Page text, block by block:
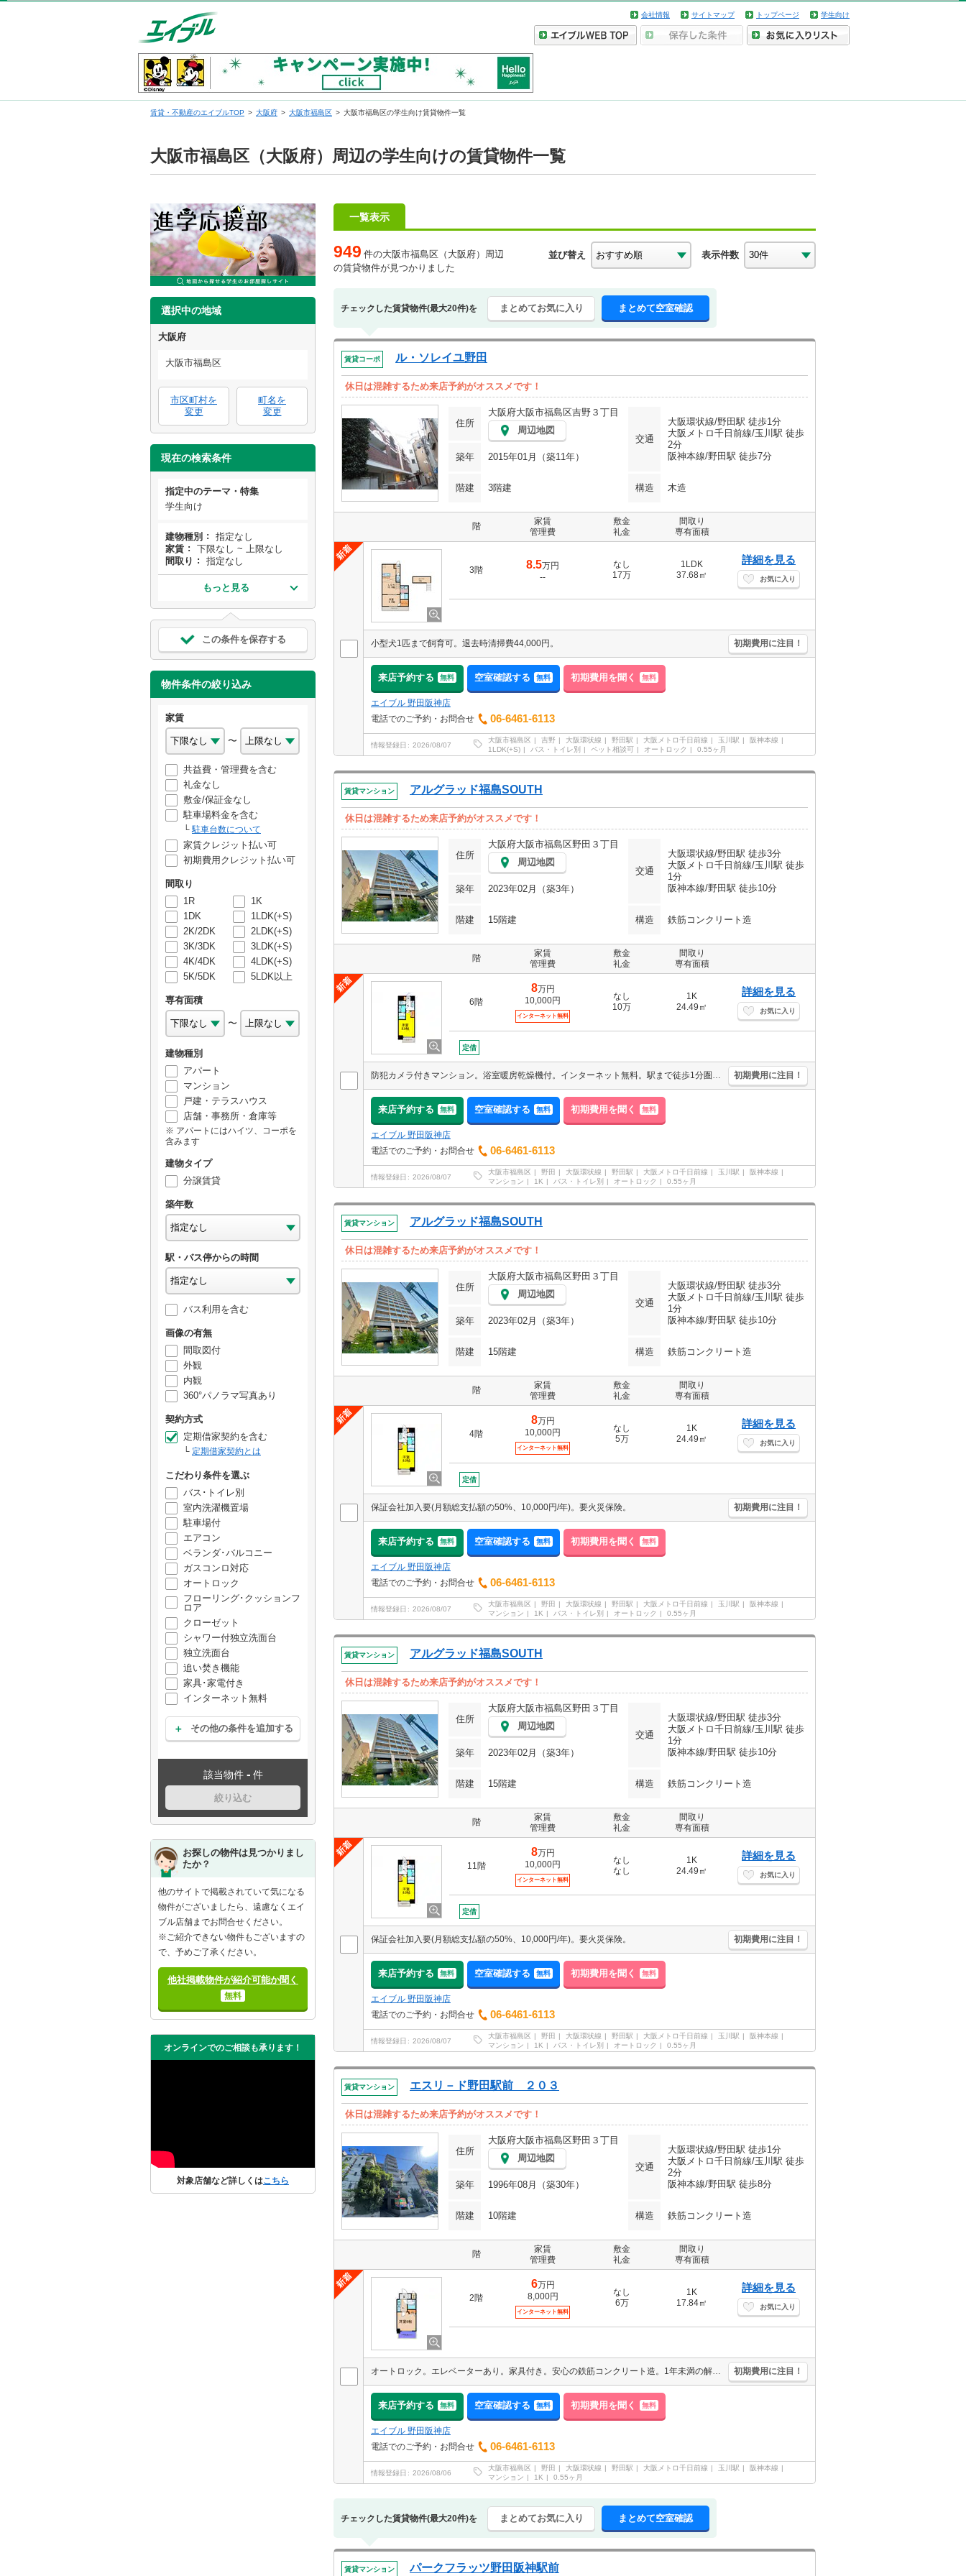
会社情報 サイトマップ トップページ 学生向け
賃貸・不動産のエイブルTOP 大阪府 大阪市福島区 大阪市福島区の学生向け賃貸物件一覧
大阪市福島区（大阪府）周辺の学生向けの賃貸物件一覧
選択中の地域
大阪府
大阪市福島区
市区町村を
変更
町名を
変更
現在の検索条件
指定中のテーマ・特集
学生向け
建物種別
指定なし
家賃
下限なし ~ 上限なし
間取り
指定なし
もっと見る
この条件を保存する
物件条件の絞り込み
家賃
〜
共益費・管理費を含む
礼金なし
敷金/保証金なし
駐車場料金を含む
駐車台数について
家賃クレジット払い可
初期費用クレジット払い可
間取り
1R
1K
1DK
1LDK(+S)
2K/2DK
2LDK(+S)
3K/3DK
3LDK(+S)
4K/4DK
4LDK(+S)
5K/5DK
5LDK以上
専有面積
〜
建物種別
アパート
マンション
戸建・テラスハウス
店舗・事務所・倉庫等
アパートにはハイツ、コーポを
含みます
建物タイプ
分譲賃貸
築年数
駅・バス停からの時間
バス利用を含む
画像の有無
間取図付
外観
内観
360°パノラマ写真あり
契約方式
定期借家契約を含む
定期借家契約とは
こだわり条件を選ぶ
バス･トイレ別
室内洗濯機置場
駐車場付
エアコン
ベランダ･バルコニー
ガスコンロ対応
オートロック
フローリング･クッションフ
ロア
クローゼット
シャワー付独立洗面台
独立洗面台
追い焚き機能
家具･家電付き
インターネット無料
その他の条件を追加する
該当物件 - 件
絞り込む
お探しの物件は見つかりまし
たか？
他のサイトで掲載されていて気になる
物件がございましたら、遠慮なくエイ
ブル店舗までお問合せください。
※ご紹介できない物件もございますの
で、予めご了承ください。
他社掲載物件が紹介可能か聞く
無料
オンラインでのご相談も承ります！
対象店舗など詳しくはこちら
一覧表示
949 件の大阪市福島区（大阪府）周辺
の賃貸物件が見つかりました
並び替え 表示件数
チェックした賃貸物件(最大20件)を まとめてお気に入り まとめて空室確認
賃貸コーポ ル・ソレイユ野田
休日は混雑するため来店予約がオススメです！
住所
大阪府大阪市福島区吉野３丁目
周辺地図
交通
大阪環状線/野田駅 徒歩1分
大阪メトロ千日前線/玉川駅 徒歩
2分
阪神本線/野田駅 徒歩7分
築年 2015年01月（築11年）
階建 3階建 構造 木造
階
家賃
管理費
敷金
礼金
間取り
専有面積
3階 8.5万円
--
なし
17万
1LDK
37.68㎡
詳細を見る
お気に入り
小型犬1匹まで飼育可。退去時清掃費44,000円。 初期費用に注目！
来店予約する 無料 空室確認する 無料 初期費用を聞く 無料
エイブル 野田阪神店
電話でのご予約・お問合せ
06-6461-6113
情報登録日 2026/08/07
大阪市福島区 吉野 大阪環状線 野田駅 大阪メトロ千日前線 玉川駅
阪神本線
1LDK(+S)
バス・トイレ別 ペット相談可 オートロック 0.55ヶ月
賃貸マンション アルグラッド福島SOUTH
休日は混雑するため来店予約がオススメです！
住所
大阪府大阪市福島区野田３丁目
周辺地図
交通
大阪環状線/野田駅 徒歩3分
大阪メトロ千日前線/玉川駅 徒歩
1分
阪神本線/野田駅 徒歩10分
築年 2023年02月（築3年）
階建 15階建 構造 鉄筋コンクリート造
階
家賃
管理費
敷金
礼金
間取り
専有面積
6階
8万円
10,000円
インターネット無料
なし
10万
1K
24.49㎡
詳細を見る
お気に入り
定借
防犯カメラ付きマンション。浴室暖房乾燥機付。インターネット無料。駅まで徒歩1分圏内!。退去時、ルームクリーニング料金33,000円。設備が充実していますよね。 初期費用に注目！
来店予約する 無料 空室確認する 無料 初期費用を聞く 無料
エイブル 野田阪神店
電話でのご予約・お問合せ
06-6461-6113
情報登録日 2026/08/07
大阪市福島区 野田 大阪環状線 野田駅 大阪メトロ千日前線 玉川駅
阪神本線
マンション
1K バス・トイレ別 オートロック 0.55ヶ月
賃貸マンション アルグラッド福島SOUTH
休日は混雑するため来店予約がオススメです！
住所
大阪府大阪市福島区野田３丁目
周辺地図
交通
大阪環状線/野田駅 徒歩3分
大阪メトロ千日前線/玉川駅 徒歩
1分
阪神本線/野田駅 徒歩10分
築年 2023年02月（築3年）
階建 15階建 構造 鉄筋コンクリート造
階
家賃
管理費
敷金
礼金
間取り
専有面積
4階
8万円
10,000円
インターネット無料
なし
5万
1K
24.49㎡
詳細を見る
お気に入り
定借
保証会社加入要(月額総支払額の50%、10,000円/年)。要火災保険。 初期費用に注目！
来店予約する 無料 空室確認する 無料 初期費用を聞く 無料
エイブル 野田阪神店
電話でのご予約・お問合せ
06-6461-6113
情報登録日 2026/08/07
大阪市福島区 野田 大阪環状線 野田駅 大阪メトロ千日前線 玉川駅
阪神本線
マンション
1K バス・トイレ別 オートロック 0.55ヶ月
賃貸マンション アルグラッド福島SOUTH
休日は混雑するため来店予約がオススメです！
住所
大阪府大阪市福島区野田３丁目
周辺地図
交通
大阪環状線/野田駅 徒歩3分
大阪メトロ千日前線/玉川駅 徒歩
1分
阪神本線/野田駅 徒歩10分
築年 2023年02月（築3年）
階建 15階建 構造 鉄筋コンクリート造
階
家賃
管理費
敷金
礼金
間取り
専有面積
11階
8万円
10,000円
インターネット無料
なし
なし
1K
24.49㎡
詳細を見る
お気に入り
定借
保証会社加入要(月額総支払額の50%、10,000円/年)。要火災保険。 初期費用に注目！
来店予約する 無料 空室確認する 無料 初期費用を聞く 無料
エイブル 野田阪神店
電話でのご予約・お問合せ
06-6461-6113
情報登録日 2026/08/07
大阪市福島区 野田 大阪環状線 野田駅 大阪メトロ千日前線 玉川駅
阪神本線
マンション
1K バス・トイレ別 オートロック 0.55ヶ月
賃貸マンション エスリ－ド野田駅前 ２０３
休日は混雑するため来店予約がオススメです！
住所
大阪府大阪市福島区野田３丁目
周辺地図
交通
大阪環状線/野田駅 徒歩1分
大阪メトロ千日前線/玉川駅 徒歩
2分
阪神本線/野田駅 徒歩8分
築年 1996年08月（築30年）
階建 10階建 構造 鉄筋コンクリート造
階
家賃
管理費
敷金
礼金
間取り
専有面積
2階
6万円
8,000円
インターネット無料
なし
6万
1K
17.84㎡
詳細を見る
お気に入り
オートロック。エレベーターあり。家具付き。安心の鉄筋コンクリート造。1年未満の解約時、違約金1ヶ月分発生。 初期費用に注目！
来店予約する 無料 空室確認する 無料 初期費用を聞く 無料
エイブル 野田阪神店
電話でのご予約・お問合せ
06-6461-6113
情報登録日 2026/08/06
大阪市福島区 野田 大阪環状線 野田駅 大阪メトロ千日前線 玉川駅
阪神本線
マンション
1K 0.55ヶ月
チェックした賃貸物件(最大20件)を まとめてお気に入り まとめて空室確認
賃貸マンション パークフラッツ野田阪神駅前